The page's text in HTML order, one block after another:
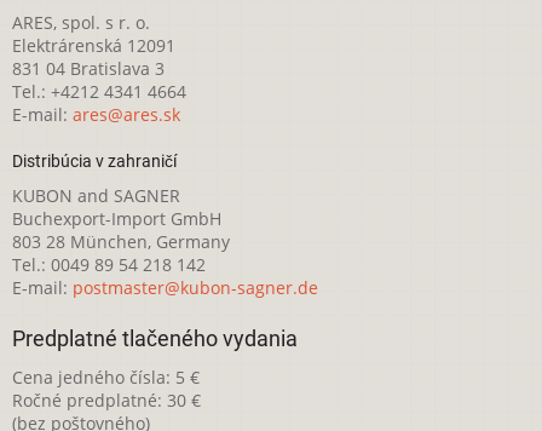
ARES, spol. s r. o.
Elektrárenská 12091
831 04 Bratislava 3
Tel.: +4212 4341 4664
E-mail: ares@ares.sk
Distribúcia v zahraničí
KUBON and SAGNER
Buchexport-Import GmbH
803 28 München, Germany
Tel.: 0049 89 54 218 142
E-mail: postmaster@kubon-sagner.de
Predplatné tlačeného vydania
Cena jedného čísla: 5 €
Ročné predplatné: 30 €
(bez poštovného)